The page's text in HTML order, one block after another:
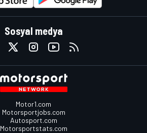
Sosyal medya
Motor1.com
Motorsportjobs.com
Autosport.com
Motorsportstats.com